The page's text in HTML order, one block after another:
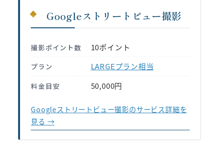
Googleストリートビュー撮影
撮影ポイント数 10ポイント
プラン LARGEプラン相当
料金目安 50,000円
Googleストリートビュー撮影のサービス詳細を
見る →